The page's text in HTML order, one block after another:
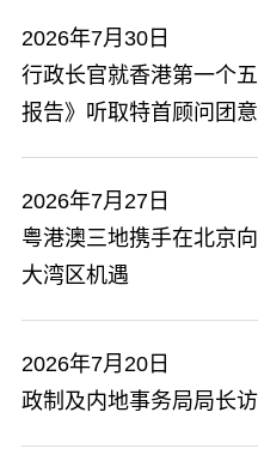
2026年7月30日
行政长官就香港第一个
报告》听取特首顾问团
2026年7月27日
粤港澳三地携手在北京
大湾区机遇
2026年7月20日
政制及内地事务局局长